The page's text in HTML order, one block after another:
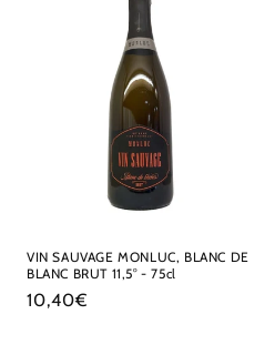
VIN SAUVAGE MONLUC, BLANC DE
BLANC BRUT 11,5° - 75cl
Prix
10,40€